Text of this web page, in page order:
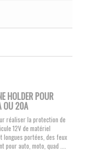
HOLDER POUR
OU 20A
réaliser la protection de
12V de matériel
longues portées, des feux
pour auto, moto, quad ....